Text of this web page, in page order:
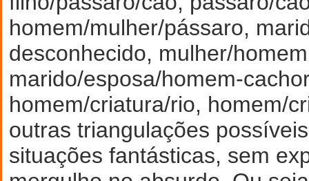
homem/mulher/pássaro,
desconhecido, mulher/
marido/esposa/homem-
homem/criatura/rio, homem/
outras triangulações
situações fantásticas, sem